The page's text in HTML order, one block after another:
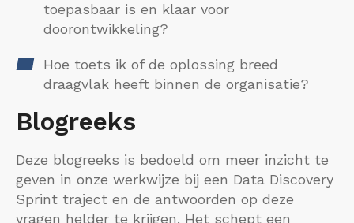
toepasbaar is en klaar voor
doorontwikkeling?
Hoe toets ik of de oplossing breed
draagvlak heeft binnen de organisatie?
Blogreeks
Deze blogreeks is bedoeld om meer inzicht te
geven in onze werkwijze bij een Data Discovery
Sprint traject en de antwoorden op deze
vragen helder te krijgen. Het schept een